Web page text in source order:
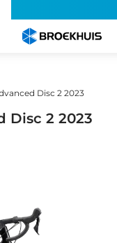
Disc 2 2023
Disc 2 2023